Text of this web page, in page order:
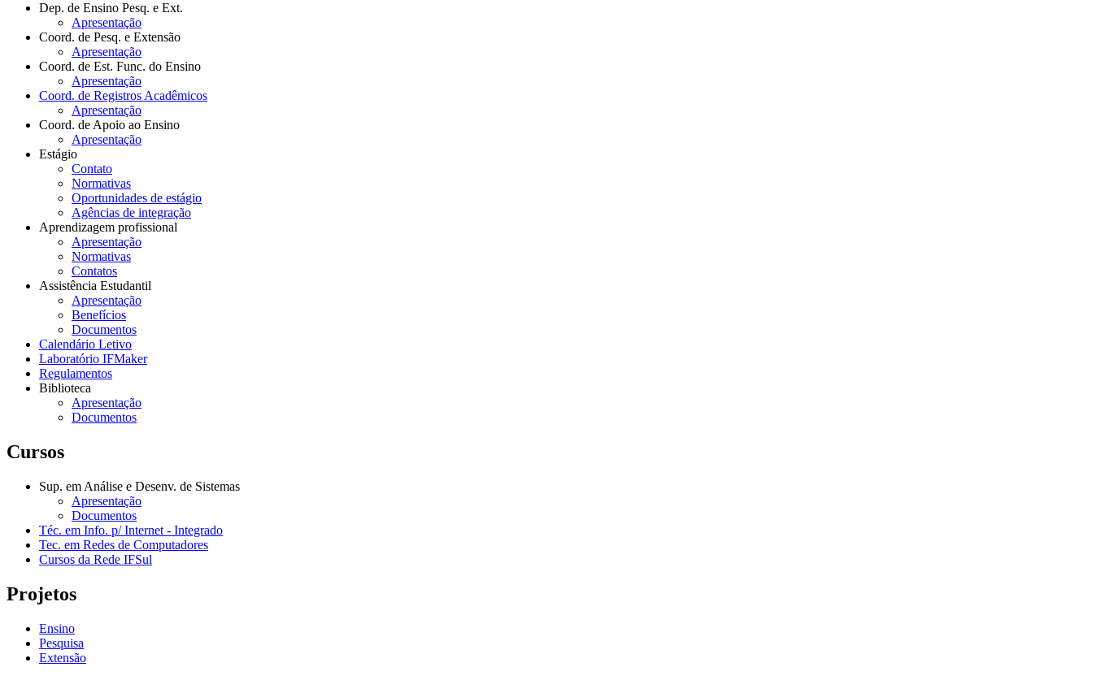
Dep. de Ensino Pesq. e Ext.
Apresentação
Coord. de Pesq. e Extensão
Apresentação
Coord. de Est. Func. do Ensino
Apresentação
Coord. de Registros Acadêmicos
Apresentação
Coord. de Apoio ao Ensino
Apresentação
Estágio
Contato
Normativas
Oportunidades de estágio
Agências de integração
Aprendizagem profissional
Apresentação
Normativas
Contatos
Assistência Estudantil
Apresentação
Benefícios
Documentos
Calendário Letivo
Laboratório IFMaker
Regulamentos
Biblioteca
Apresentação
Documentos
Cursos
Sup. em Análise e Desenv. de Sistemas
Apresentação
Documentos
Téc. em Info. p/ Internet - Integrado
Tec. em Redes de Computadores
Cursos da Rede IFSul
Projetos
Ensino
Pesquisa
Extensão